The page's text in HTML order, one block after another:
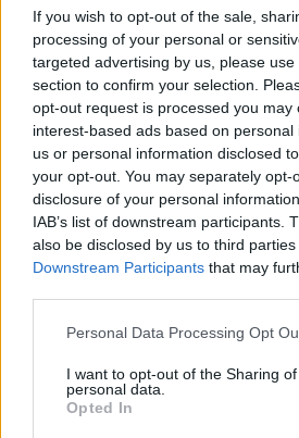
If you wish to opt-out of the sale,
processing of your personal or
targeted advertising by us, please
section to confirm your selection.
opt-out request is processed you may
interest-based ads based on
us or personal information disclosed
your opt-out. You may separately opt-
disclosure of your personal
IAB’s list of downstream participants.
also be disclosed by us to third
Downstream Participants that may
Personal Data Processing Opt
I want to opt-out of the Sharing
personal data.
Opted In
18η συνεχόμενη χρονιά για τον ΟΤΕ στη
FTSE4Good
Alpha Bank: Για πρώτη φορά το Αρχαίο
πύλες του σε όλους
ΠΕΡΙΣΣΌΤΕΡΑ ΣΕ ΑΥΤΉ